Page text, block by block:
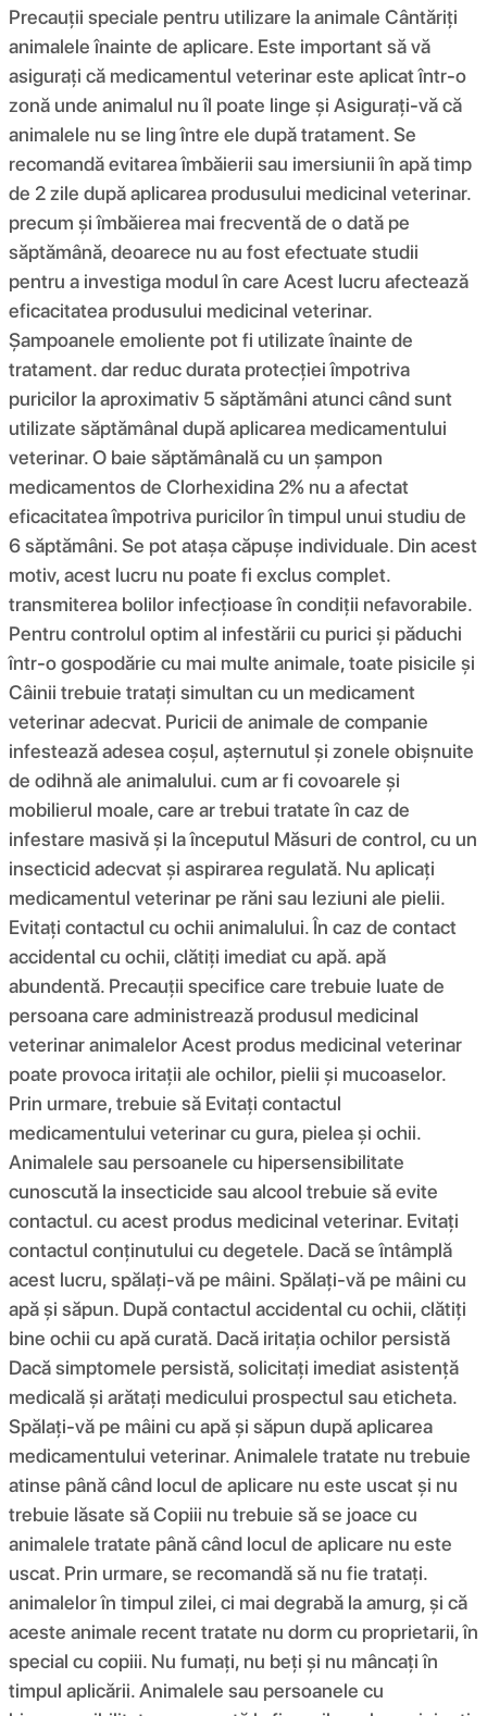
Precauții speciale pentru utilizare la animale Cântăriți
animalele înainte de aplicare. Este important să vă
asigurați că medicamentul veterinar este aplicat într-o
zonă unde animalul nu îl poate linge și Asigurați-vă că
animalele nu se ling între ele după tratament. Se
recomandă evitarea îmbăierii sau imersiunii în apă timp
de 2 zile după aplicarea produsului medicinal veterinar.
precum și îmbăierea mai frecventă de o dată pe
săptămână, deoarece nu au fost efectuate studii
pentru a investiga modul în care Acest lucru afectează
eficacitatea produsului medicinal veterinar.
Șampoanele emoliente pot fi utilizate înainte de
tratament. dar reduc durata protecției împotriva
puricilor la aproximativ 5 săptămâni atunci când sunt
utilizate săptămânal după aplicarea medicamentului
veterinar. O baie săptămânală cu un șampon
medicamentos de Clorhexidina 2% nu a afectat
eficacitatea împotriva puricilor în timpul unui studiu de
6 săptămâni. Se pot atașa căpușe individuale. Din acest
motiv, acest lucru nu poate fi exclus complet.
transmiterea bolilor infecțioase în condiții nefavorabile.
Pentru controlul optim al infestării cu purici și păduchi
într-o gospodărie cu mai multe animale, toate pisicile și
Câinii trebuie tratați simultan cu un medicament
veterinar adecvat. Puricii de animale de companie
infestează adesea coșul, așternutul și zonele obișnuite
de odihnă ale animalului. cum ar fi covoarele și
mobilierul moale, care ar trebui tratate în caz de
infestare masivă și la începutul Măsuri de control, cu un
insecticid adecvat și aspirarea regulată. Nu aplicați
medicamentul veterinar pe răni sau leziuni ale pielii.
Evitați contactul cu ochii animalului. În caz de contact
accidental cu ochii, clătiți imediat cu apă. apă
abundentă. Precauții specifice care trebuie luate de
persoana care administrează produsul medicinal
veterinar animalelor Acest produs medicinal veterinar
poate provoca iritații ale ochilor, pielii și mucoaselor.
Prin urmare, trebuie să Evitați contactul
medicamentului veterinar cu gura, pielea și ochii.
Animalele sau persoanele cu hipersensibilitate
cunoscută la insecticide sau alcool trebuie să evite
contactul. cu acest produs medicinal veterinar. Evitați
contactul conținutului cu degetele. Dacă se întâmplă
acest lucru, spălați-vă pe mâini. Spălați-vă pe mâini cu
apă și săpun. După contactul accidental cu ochii, clătiți
bine ochii cu apă curată. Dacă iritația ochilor persistă
Dacă simptomele persistă, solicitați imediat asistență
medicală și arătați medicului prospectul sau eticheta.
Spălați-vă pe mâini cu apă și săpun după aplicarea
medicamentului veterinar. Animalele tratate nu trebuie
atinse până când locul de aplicare nu este uscat și nu
trebuie lăsate să Copiii nu trebuie să se joace cu
animalele tratate până când locul de aplicare nu este
uscat. Prin urmare, se recomandă să nu fie tratați.
animalelor în timpul zilei, ci mai degrabă la amurg, și că
aceste animale recent tratate nu dorm cu proprietarii, în
special cu copiii. Nu fumați, nu beți și nu mâncați în
timpul aplicării. Animalele sau persoanele cu